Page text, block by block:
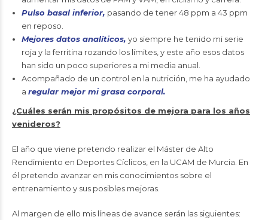
Pulso basal inferior, pasando de tener 48 ppm a 43 ppm
en reposo.
Mejores datos analíticos, yo siempre he tenido mi serie
roja y la ferritina rozando los límites, y este año esos datos
han sido un poco superiores a mi media anual.
Acompañado de un control en la nutrición, me ha ayudado
a regular mejor mi grasa corporal.
¿Cuáles serán mis propósitos de mejora para los años
venideros?
El año que viene pretendo realizar el Máster de Alto
Rendimiento en Deportes Cíclicos, en la UCAM de Murcia. En
él pretendo avanzar en mis conocimientos sobre el
entrenamiento y sus posibles mejoras.
Al margen de ello mis líneas de avance serán las siguientes: